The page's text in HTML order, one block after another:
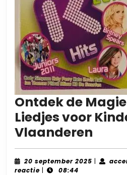
Ontdek de
Liedjes voor
Vlaanderen
de
20 september 2025 20
|
reactie | 08:44